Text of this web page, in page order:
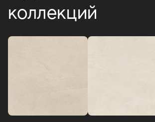
коллекций